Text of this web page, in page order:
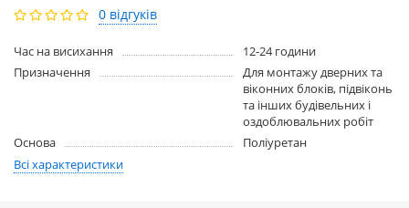
0 відгуків
Час на висихання
12-24 години
Призначення
Для монтажу дверних та
віконних блоків, підвіконь
та інших будівельних і
оздоблювальних робіт
Основа
Поліуретан
Всі характеристики